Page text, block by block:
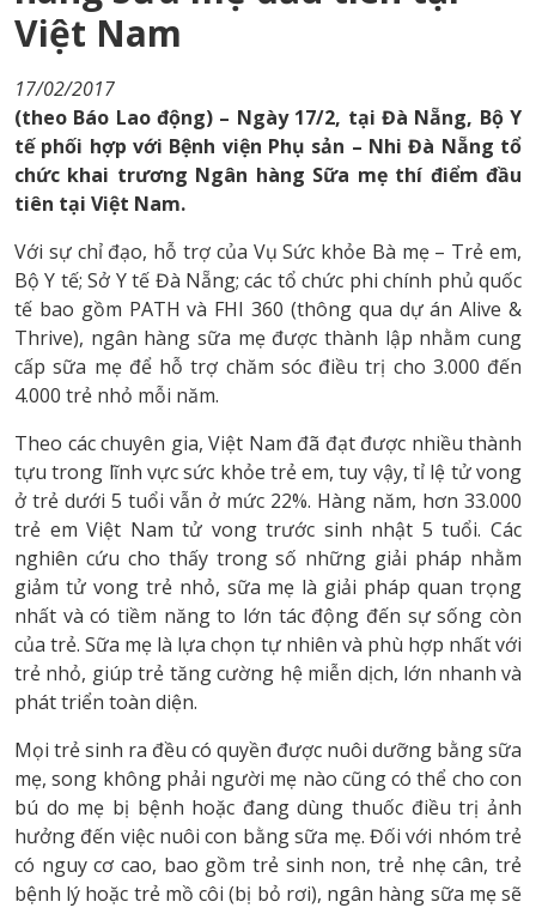
Việt Nam
17/02/2017
(theo Báo Lao động) – Ngày 17/2, tại Đà Nẵng, Bộ Y
tế phối hợp với Bệnh viện Phụ sản – Nhi Đà Nẵng tổ
chức khai trương Ngân hàng Sữa mẹ thí điểm đầu
tiên tại Việt Nam.
Với sự chỉ đạo, hỗ trợ của Vụ Sức khỏe Bà mẹ – Trẻ em,
Bộ Y tế; Sở Y tế Đà Nẵng; các tổ chức phi chính phủ quốc
tế bao gồm PATH và FHI 360 (thông qua dự án Alive &
Thrive), ngân hàng sữa mẹ được thành lập nhằm cung
cấp sữa mẹ để hỗ trợ chăm sóc điều trị cho 3.000 đến
4.000 trẻ nhỏ mỗi năm.
Theo các chuyên gia, Việt Nam đã đạt được nhiều thành
tựu trong lĩnh vực sức khỏe trẻ em, tuy vậy, tỉ lệ tử vong
ở trẻ dưới 5 tuổi vẫn ở mức 22%. Hàng năm, hơn 33.000
trẻ em Việt Nam tử vong trước sinh nhật 5 tuổi. Các
nghiên cứu cho thấy trong số những giải pháp nhằm
giảm tử vong trẻ nhỏ, sữa mẹ là giải pháp quan trọng
nhất và có tiềm năng to lớn tác động đến sự sống còn
của trẻ. Sữa mẹ là lựa chọn tự nhiên và phù hợp nhất với
trẻ nhỏ, giúp trẻ tăng cường hệ miễn dịch, lớn nhanh và
phát triển toàn diện.
Mọi trẻ sinh ra đều có quyền được nuôi dưỡng bằng sữa
mẹ, song không phải người mẹ nào cũng có thể cho con
bú do mẹ bị bệnh hoặc đang dùng thuốc điều trị ảnh
hưởng đến việc nuôi con bằng sữa mẹ. Đối với nhóm trẻ
có nguy cơ cao, bao gồm trẻ sinh non, trẻ nhẹ cân, trẻ
bệnh lý hoặc trẻ mồ côi (bị bỏ rơi), ngân hàng sữa mẹ sẽ